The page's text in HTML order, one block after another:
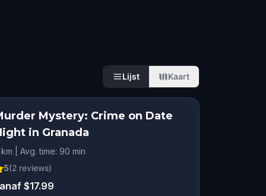
Lijst Kaart
Mystery: Crime on Date
in Granada
km | Avg. time: 90 min
5(2 reviews)
$17.99